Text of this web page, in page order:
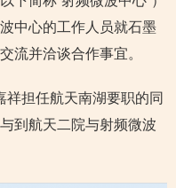
中心的工作人员就石墨
流并洽谈合作事宜。
担任航天南湖要职的同
到航天二院与射频微波